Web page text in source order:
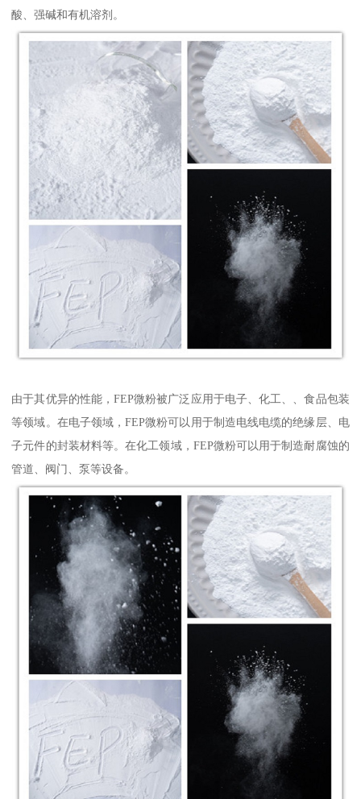
酸、强碱和有机溶剂。
由于其优异的性能，FEP微粉被广泛应用于电子、化工、、食品包装
等领域。在电子领域，FEP微粉可以用于制造电线电缆的绝缘层、电
子元件的封装材料等。在化工领域，FEP微粉可以用于制造耐腐蚀的
管道、阀门、泵等设备。